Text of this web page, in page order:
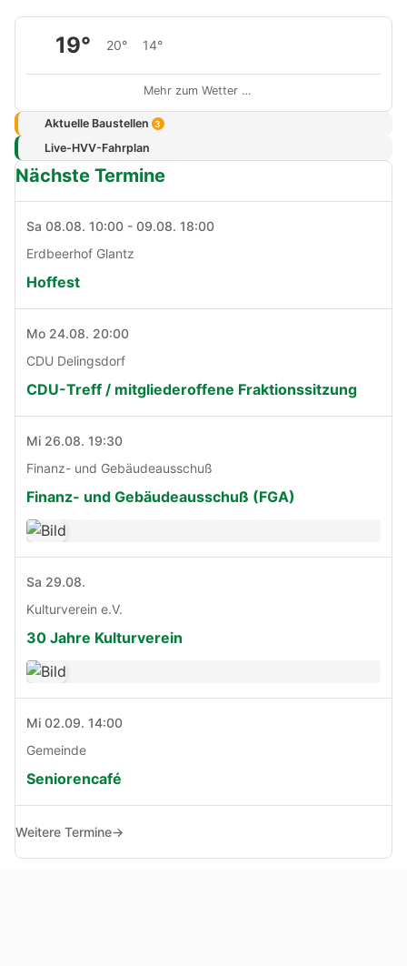
19° 20° 14°
Mehr zum Wetter …
Aktuelle Baustellen 3
Live-HVV-Fahrplan
Nächste Termine
Sa 08.08. 10:00 - 09.08. 18:00
Erdbeerhof Glantz
Hoffest
Mo 24.08. 20:00
CDU Delingsdorf
CDU-Treff / mitgliederoffene Fraktionssitzung
Mi 26.08. 19:30
Finanz- und Gebäudeausschuß
Finanz- und Gebäudeausschuß (FGA)
Sa 29.08.
Kulturverein e.V.
30 Jahre Kulturverein
Mi 02.09. 14:00
Gemeinde
Seniorencafé
Weitere Termine→